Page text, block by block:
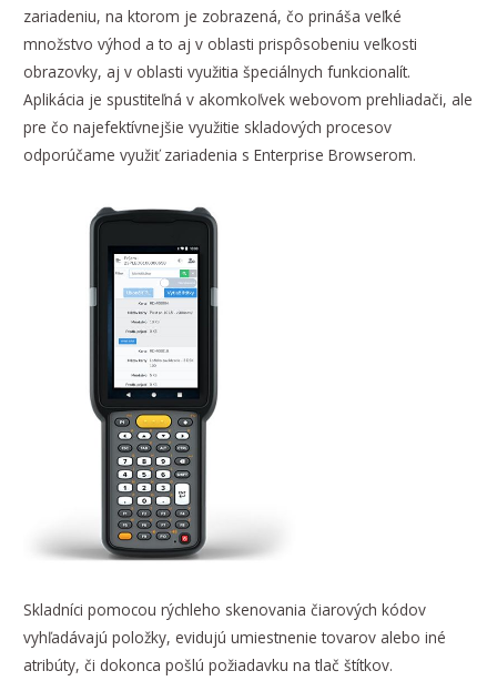
zariadeniu, na ktorom je zobrazená, čo prináša veľké
množstvo výhod a to aj v oblasti prispôsobeniu veľkosti
obrazovky, aj v oblasti využitia špeciálnych funkcionalít.
Aplikácia je spustiteľná v akomkoľvek webovom prehliadači, ale
pre čo najefektívnejšie využitie skladových procesov
odporúčame využiť zariadenia s Enterprise Browserom.
Skladníci pomocou rýchleho skenovania čiarových kódov
vyhľadávajú položky, evidujú umiestnenie tovarov alebo iné
atribúty, či dokonca pošlú požiadavku na tlač štítkov.